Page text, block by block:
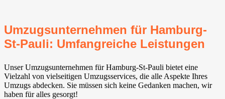
Umzugsunternehmen für Hamburg-
St-Pauli: Umfangreiche Leistungen
Unser Umzugsunternehmen für Hamburg-St-Pauli bietet eine
Vielzahl von vielseitigen Umzugsservices, die alle Aspekte Ihres
Umzugs abdecken. Sie müssen sich keine Gedanken machen, wir
haben für alles gesorgt!